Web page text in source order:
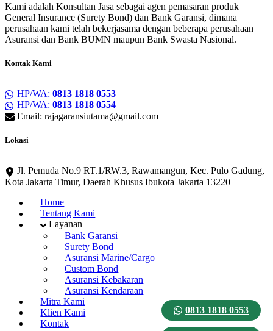
0813 1818 0553
Kami adalah Konsultan Jasa sebagai agen pemasaran produk
General Insurance (Surety Bond) dan Bank Garansi, dimana
perusahaan kami telah bekerjasama dengan beberapa perusahaan
Asuransi dan Bank BUMN maupun Bank Swasta Nasional.
Kontak Kami
HP/WA: 0813 1818 0553
HP/WA: 0813 1818 0554
Email: rajagaransiutama@gmail.com
Lokasi
Jl. Pemuda No.9 RT.1/RW.3, Rawamangun, Kec. Pulo Gadung,
Kota Jakarta Timur, Daerah Khusus Ibukota Jakarta 13220
Home
Tentang Kami
Layanan
Bank Garansi
Surety Bond
Asuransi Marine/Cargo
Custom Bond
Asuransi Kebakaran
Asuransi Kendaraan
Mitra Kami
Klien Kami
Kontak